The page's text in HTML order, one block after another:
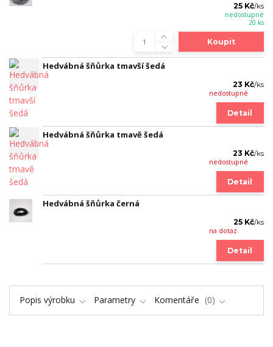
25 Kč/ks
nedostupné
20 ks
Koupit
Hedvábná šňůrka tmavší šedá
23 Kč/ks
nedostupné
Detail
Hedvábná šňůrka tmavě šedá
23 Kč/ks
nedostupné
Detail
Hedvábná šňůrka černá
25 Kč/ks
na dotaz
Detail
Popis výrobku Parametry Komentáře 0